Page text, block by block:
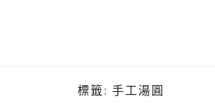
標籤: 手工湯圓